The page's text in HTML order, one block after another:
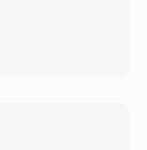
volta trae